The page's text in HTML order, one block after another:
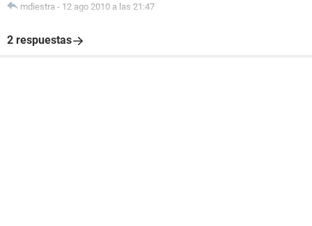
mdiestra - 12 ago 2010 a las 21:47
2 respuestas